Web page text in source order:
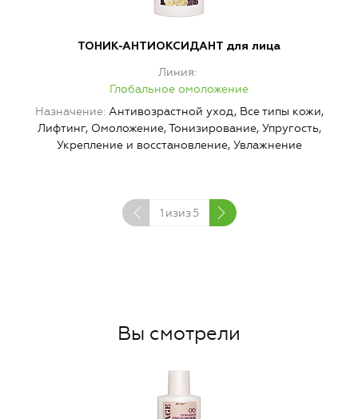
ТОНИК-АНТИОКСИДАНТ для лица
Линия
Глобальное омоложение
Назначение Антивозрастной уход, Все типы кожи,
Лифтинг, Омоложение, Тонизирование, Упругость,
Укрепление и восстановление, Увлажнение
1 изиз 5
Вы смотрели